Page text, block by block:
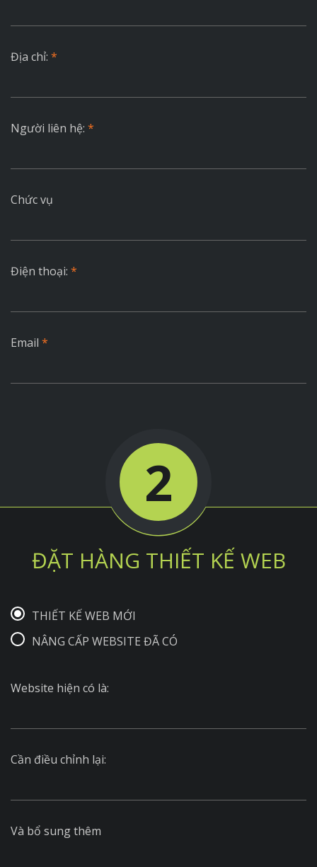
Địa chỉ: *
Người liên hệ: *
Chức vụ
Điện thoại: *
Email *
2
ĐẶT HÀNG THIẾT KẾ WEB
THIẾT KẾ WEB MỚI
NÂNG CẤP WEBSITE ĐÃ CÓ
Website hiện có là:
Cần điều chỉnh lại:
Và bổ sung thêm